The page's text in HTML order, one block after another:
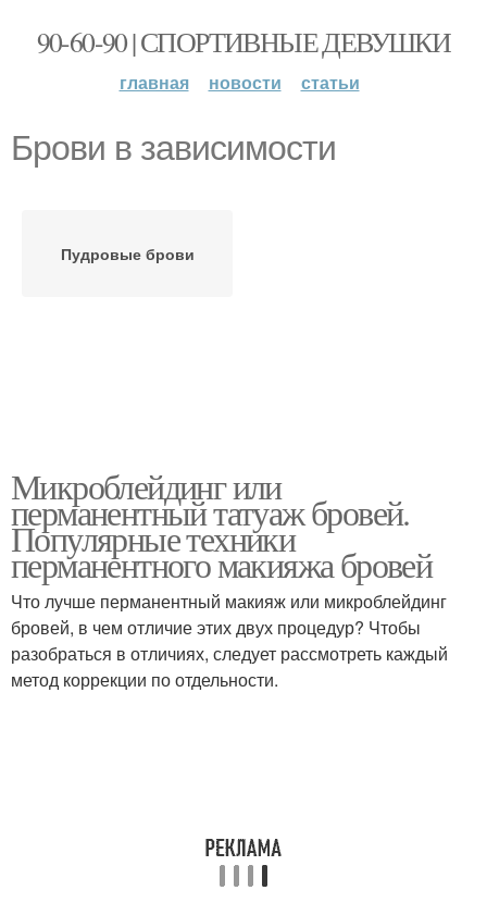
90-60-90 | СПОРТИВНЫЕ ДЕВУШКИ
главная новости статьи
Брови в зависимости
Пудровые брови
Микроблейдинг или
перманентный татуаж бровей.
Популярные техники
перманентного макияжа бровей
Что лучше перманентный макияж или микроблейдинг
бровей, в чем отличие этих двух процедур? Чтобы
разобраться в отличиях, следует рассмотреть каждый
метод коррекции по отдельности.